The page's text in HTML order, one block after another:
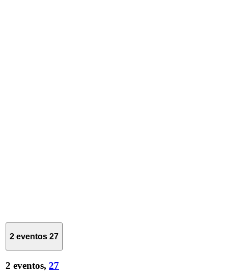
2 eventos 27
2 eventos, 27